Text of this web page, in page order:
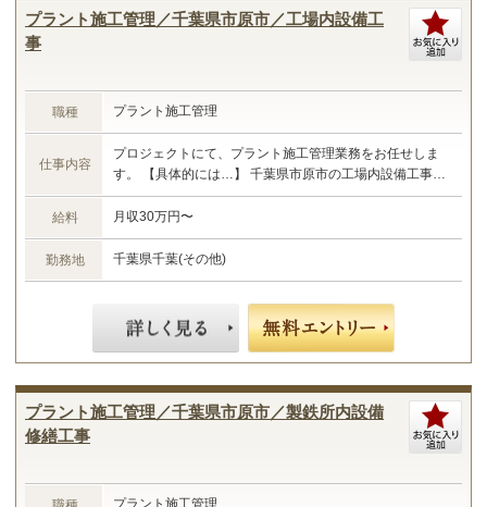
プラント施工管理／千葉県市原市／工場内設備工
事
職種 プラント施工管理
仕事内容
プロジェクトにて、プラント施工管理業務をお任せしま
す。 【具体的には…】 千葉県市原市の工場内設備工事に
おける施工管理業務 ・現場管理全般（原価、工程、安
全、品質） ・予算管理、施工計画 ・現場工事の取りまと
め ・書類作成 など ☆あなたのご経験やスキルに合わせ
た業務をお任せします☆
給料 月収30万円〜
勤務地 千葉県千葉(その他)
プラント施工管理／千葉県市原市／製鉄所内設備
修繕工事
プラント施工管理